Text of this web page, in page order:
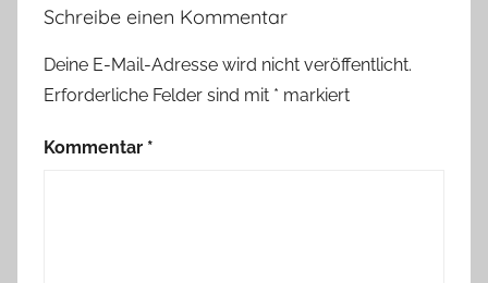
Schreibe einen Kommentar
Deine E-Mail-Adresse wird nicht veröffentlicht.
Erforderliche Felder sind mit * markiert
Kommentar *